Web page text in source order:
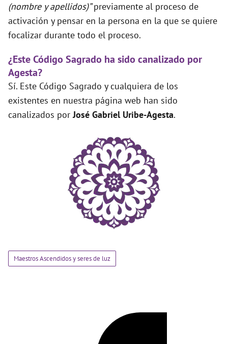
(nombre y apellidos)”previamente al proceso de
activación y pensar en la persona en la que se quiere
focalizar durante todo el proceso.
¿Este Código Sagrado ha sido canalizado por
Agesta?
Sí. Este Código Sagrado y cualquiera de los
existentes en nuestra página web han sido
canalizados porJosé Gabriel Uribe-Agesta.
Maestros Ascendidos y seres de luz